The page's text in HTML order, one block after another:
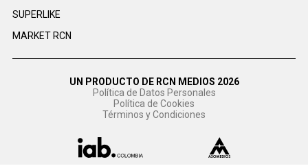
SUPERLIKE
MARKET RCN
UN PRODUCTO DE RCN MEDIOS 2026
Política de Datos Personales
Política de Cookies
Términos y Condiciones